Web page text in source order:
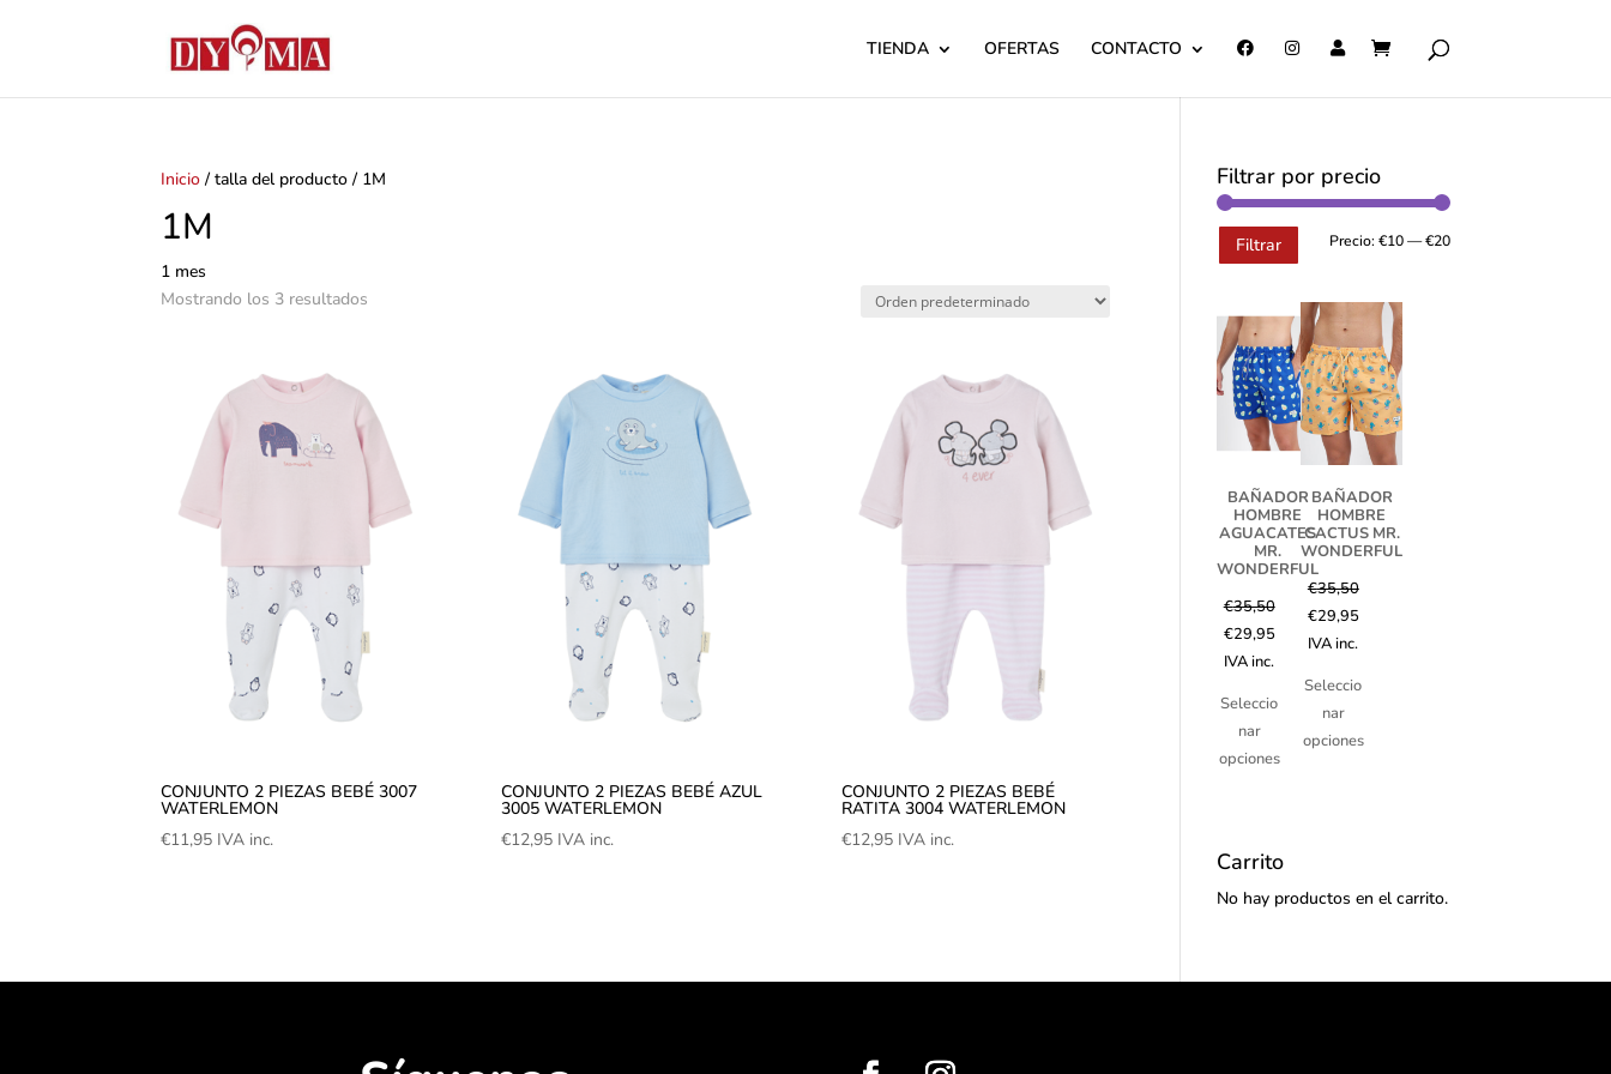
TIENDA OFERTAS CONTACTO
Inicio / talla del producto / 1M
1M
1 mes
Mostrando los 3 resultados
CONJUNTO 2 PIEZAS BEBÉ 3007
WATERLEMON
€11,95 IVA inc.
CONJUNTO 2 PIEZAS BEBÉ AZUL
3005 WATERLEMON
€12,95 IVA inc.
CONJUNTO 2 PIEZAS BEBÉ
RATITA 3004 WATERLEMON
€12,95 IVA inc.
Filtrar por precio
Filtrar Precio: €10—€20
BAÑADOR
HOMBRE
AGUACATES
MR.
WONDERFUL
€35,50
€29,95
IVA inc.
Seleccio
nar
opciones
BAÑADOR
HOMBRE
CACTUS MR.
WONDERFUL
€35,50
€29,95
IVA inc.
Seleccio
nar
opciones
Carrito
No hay productos en el carrito.